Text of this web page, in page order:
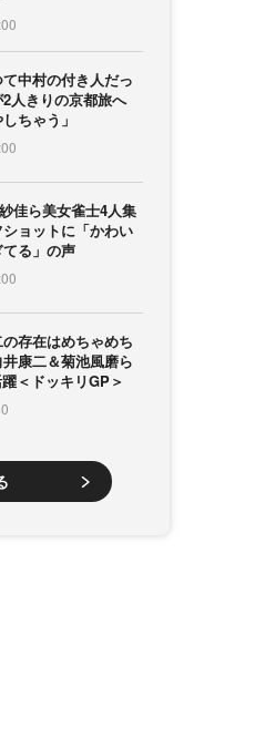
中村の付き人だっ
人きりの京都旅へ
ちゃう」
佳ら美女雀士4人集
ョットに「かわい
る」の声
存在はめちゃめち
康二＆菊池風磨ら
＜ドッキリGP＞